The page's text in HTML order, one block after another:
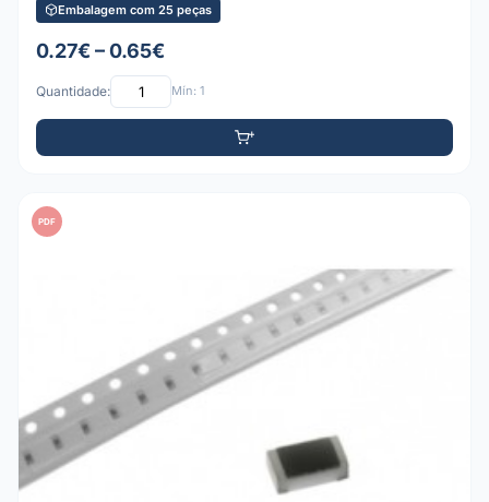
Embalagem com 25 peças
0.27€ – 0.65€
Quantidade: Mín: 1
PDF